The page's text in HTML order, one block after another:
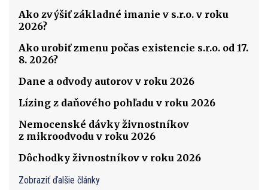
Ako zvýšiť základné imanie v s.r.o. v roku
2026?
Ako urobiť zmenu počas existencie s.r.o. od 17.
8. 2026?
Dane a odvody autorov v roku 2026
Lízing z daňového pohľadu v roku 2026
Nemocenské dávky živnostníkov
z mikroodvodu v roku 2026
Dôchodky živnostníkov v roku 2026
Zobraziť ďalšie články